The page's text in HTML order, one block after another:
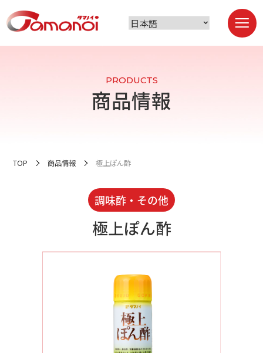
PRODUCTS
商品情報
TOP 商品情報 極上ぽん酢
調味酢・その他
極上ぽん酢